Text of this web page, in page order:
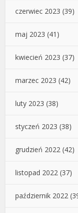
czerwiec 2023 (39)
maj 2023 (41)
kwiecień 2023 (37)
marzec 2023 (42)
luty 2023 (38)
styczeń 2023 (38)
grudzień 2022 (42)
listopad 2022 (37)
październik 2022